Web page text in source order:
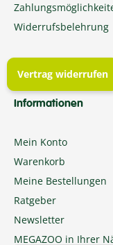
Widerrufsbelehrung
Vertrag widerrufen
Informationen
Mein Konto
Warenkorb
Meine Bestellungen
Ratgeber
Newsletter
MEGAZOO in Ihrer